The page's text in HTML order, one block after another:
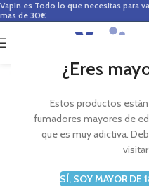
¿Eres
Estos productos
fumadores mayores de
que es muy adictiva.
SÍ, SOY MAYOR DE
Vapin.es Todo lo que necesitas para
mas de 30€